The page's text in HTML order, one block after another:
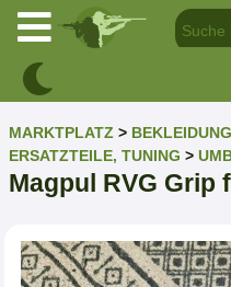
MARKTPLATZ >
ERSATZTEILE, TUNING >
Magpul RVG Grip